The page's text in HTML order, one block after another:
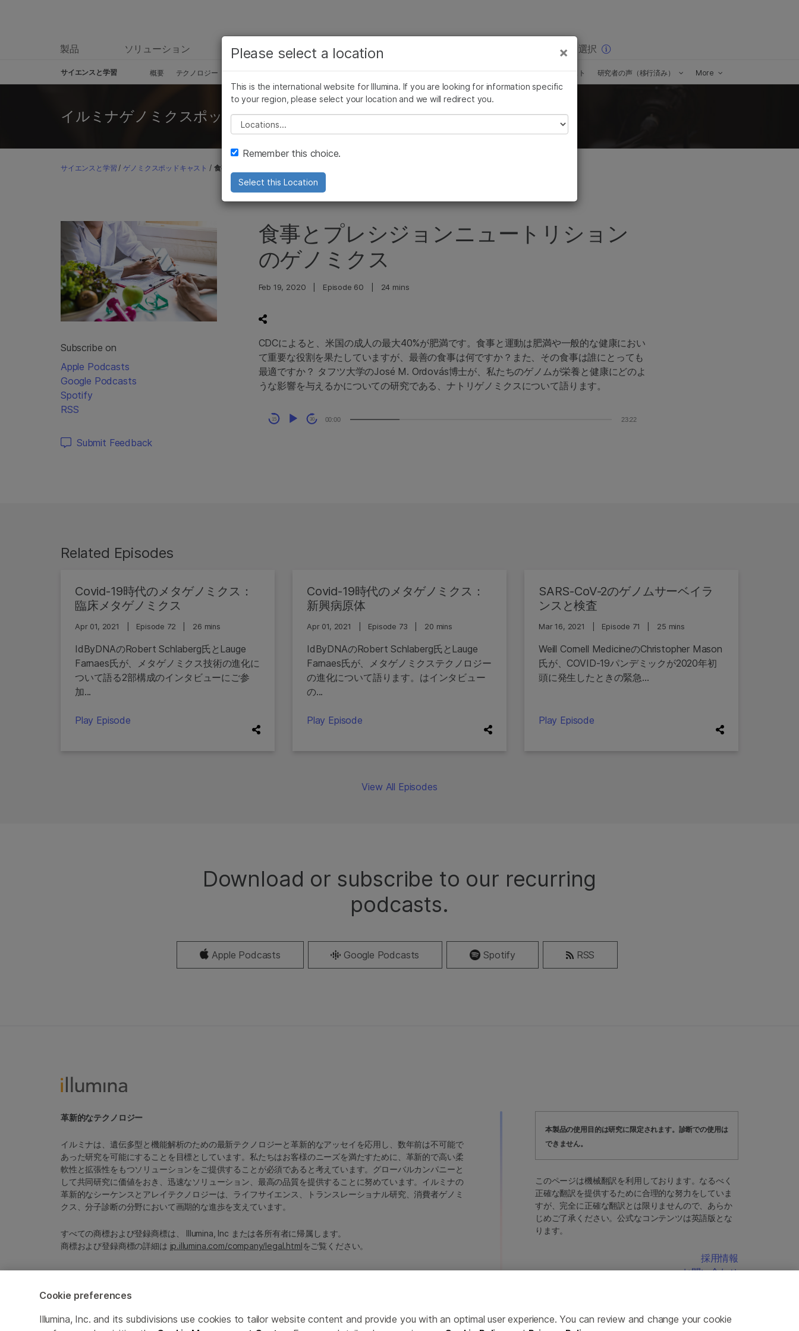
製品 ソリューション ラーニング 企業情報 お気に入りの分野を選択
サイエンスと学習 概要 テクノロジー シーケンス手法を詳しく見る 論文集 お客様事例 ゲノミクス教育 ゲノミクスポッドキャスト 研究者の声（移行済み） More
イルミナゲノミクスポッドキャスト
サイエンスと学習 / ゲノミクスポッドキャスト / 食事とプレシジョンニュートリションのゲノミクス
Subscribe on
Apple Podcasts
Google Podcasts
Spotify
RSS
Submit Feedback
食事とプレシジョンニュートリション
のゲノミクス
Feb 19, 2020 Episode 60 24 mins
CDCによると、米国の成人の最大40%が肥満です。食事と運動は肥満や一般的な健康におい
て重要な役割を果たしていますが、最善の食事は何ですか？また、その食事は誰にとっても
最適ですか？ タフツ大学のJosé M. Ordovás博士が、私たちのゲノムが栄養と健康にどのよ
うな影響を与えるかについての研究である、ナトリゲノミクスについて語ります。
Audio
Player
15 30 00:00 23:22
Related Episodes
Covid-19時代のメタゲノミクス：
臨床メタゲノミクス
Apr 01, 2021 Episode 72 26 mins
IdByDNAのRobert Schlaberg氏とLauge
Farnaes氏が、メタゲノミクス技術の進化に
ついて語る2部構成のインタビューにご参
加...
Play Episode
Covid-19時代のメタゲノミクス：
新興病原体
Apr 01, 2021 Episode 73 20 mins
IdByDNAのRobert Schlaberg氏とLauge
Farnaes氏が、メタゲノミクステクノロジー
の進化について語ります。はインタビュー
の...
Play Episode
SARS-CoV-2のゲノムサーベイラ
ンスと検査
Mar 16, 2021 Episode 71 25 mins
Weill Cornell MedicineのChristopher Mason
氏が、COVID-19パンデミックが2020年初
頭に発生したときの緊急...
Play Episode
View All Episodes
Download or subscribe to our recurring
podcasts.
Apple Podcasts Google Podcasts Spotify RSS
本製品の使用目的は研究に限定されます。診断での使用は
できません。
このページは機械翻訳を利用しております。なるべく
正確な翻訳を提供するために合理的な努力をしていま
すが、完全に正確な翻訳とは限りませんので、あらか
じめご了承ください。公式なコンテンツは英語版とな
ります。
革新的なテクノロジー
イルミナは、遺伝多型と機能解析のための最新テクノロジーと革新的なアッセイを応用し、数年前は不可能で
あった研究を可能にすることを目標としています。私たちはお客様のニーズを満たすために、革新的で高い柔
軟性と拡張性をもつソリューションをご提供することが必須であると考えています。グローバルカンパニーと
して共同研究に価値をおき、迅速なソリューション、最高の品質を提供することに努めています。イルミナの
革新的なシーケンスとアレイテクノロジーは、ライフサイエンス、トランスレーショナル研究、消費者ゲノミ
クス、分子診断の分野において画期的な進歩を支えています。
すべての商標および登録商標は、 Illumina, Inc または各所有者に帰属します。
商標および登録商標の詳細は jp.illumina.com/company/legal.htmlをご覧ください。
採用情報
お問い合わせ
×
Please select a location
This is the international website for Illumina. If you are looking for information specific
to your region, please select your location and we will redirect you.
Please select a location
Remember this choice.
Select this Location
お気に入りの分野を選択すると、関連性の高いコンテン
ツへのリンクが表示されます:
×
微生物研究
農学研究
複雑な疾患
生殖医学
遺伝性および希少疾患研究
Cookie preferences
Illumina, Inc. and its subdivisions use cookies to tailor website content and provide you with an optimal user experience. You can review and change your cookie